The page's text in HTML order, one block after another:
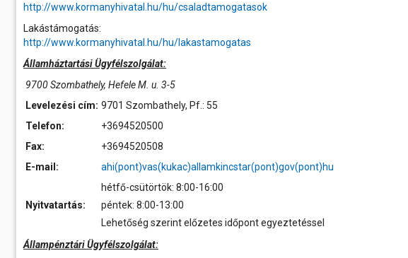
http://www.kormanyhivatal.hu/hu/csaladtamogatasok
Lakástámogatás:
http://www.kormanyhivatal.hu/hu/lakastamogatas
Államháztartási Ügyfélszolgálat:
9700 Szombathely, Hefele M. u. 3-5
Levelezési cím: 9701 Szombathely, Pf.: 55
Telefon:
+3694520500
Fax:
+3694520508
E-mail:
ahi(pont)vas(kukac)allamkincstar(pont)gov(pont)hu
Nyitvatartás:
hétfő-csütörtök: 8:00-16:00
péntek: 8:00-13:00
Lehetőség szerint előzetes időpont egyeztetéssel
Állampénztári Ügyfélszolgálat: